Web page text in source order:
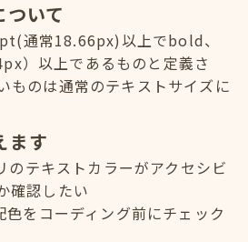
ついて
通常18.66px)以上でbold、
）以上であるものと定義さ
ものは通常のテキストサイズに
ます
のテキストカラーがアクセシビ
確認したい
をコーディング前にチェック